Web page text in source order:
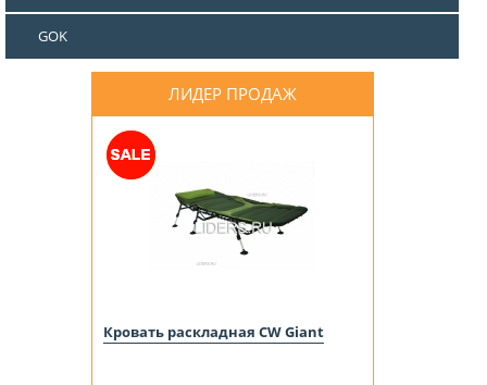
GOK
ЛИДЕР ПРОДАЖ
Кровать раскладная CW Giant